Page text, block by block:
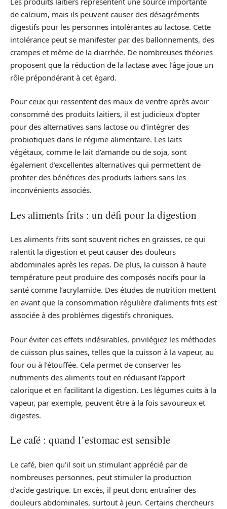
de calcium, mais ils peuvent causer des désagréments
digestifs pour les personnes intolérantes au lactose. Cette
intolérance peut se manifester par des ballonnements, des
crampes et même de la diarrhée. De nombreuses théories
proposent que la réduction de la lactase avec l’âge joue un
rôle prépondérant à cet égard.
Pour ceux qui ressentent des maux de ventre après avoir
consommé des produits laitiers, il est judicieux d’opter
pour des alternatives sans lactose ou d’intégrer des
probiotiques dans le régime alimentaire. Les laits
végétaux, comme le lait d’amande ou de soja, sont
également d’excellentes alternatives qui permettent de
profiter des bénéfices des produits laitiers sans les
inconvénients associés.
Les aliments frits : un défi pour la digestion
Les aliments frits sont souvent riches en graisses, ce qui
ralentit la digestion et peut causer des douleurs
abdominales après les repas. De plus, la cuisson à haute
température peut produire des composés nocifs pour la
santé comme l’acrylamide. Des études de nutrition mettent
en avant que la consommation régulière d’aliments frits est
associée à des problèmes digestifs chroniques.
Pour éviter ces effets indésirables, privilégiez les méthodes
de cuisson plus saines, telles que la cuisson à la vapeur, au
four ou à l’étouffée. Cela permet de conserver les
nutriments des aliments tout en réduisant l’apport
calorique et en facilitant la digestion. Les légumes cuits à la
vapeur, par exemple, peuvent être à la fois savoureux et
digestes.
Le café : quand l’estomac est sensible
Le café, bien qu’il soit un stimulant apprécié par de
nombreuses personnes, peut stimuler la production
d’acide gastrique. En excès, il peut donc entraîner des
douleurs abdominales, surtout à jeun. Certains chercheurs